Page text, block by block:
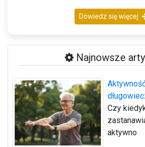
Dowiedz się więcej
Najnowsze
Czy
aktywno